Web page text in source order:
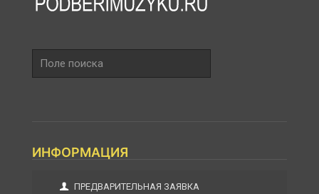
поиска
ИНФОРМАЦИЯ
ПРЕДВАРИТЕЛЬНАЯ ЗАЯВКА